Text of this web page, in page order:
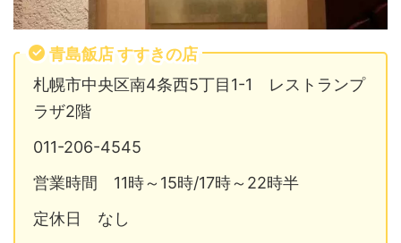
青島飯店 すすきの店
札幌市中央区南4条西5丁目1-1 レストランプ
ラザ2階
011-206-4545
営業時間 11時～15時/17時～22時半
定休日 なし